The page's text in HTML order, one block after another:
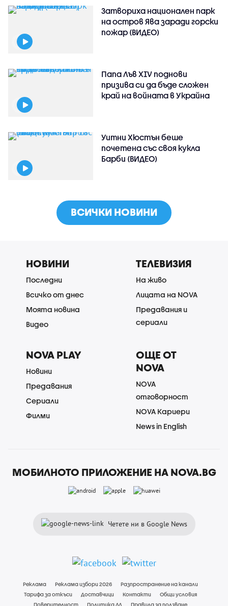
Затвориха национален парк
на остров Ява заради горски
пожар (ВИДЕО)
Папа Лъв XIV поднови
призива си да бъде сложен
край на войната в Украйна
Уитни Хюстън беше
почетена със своя кукла
Барби (ВИДЕО)
ВСИЧКИ НОВИНИ
НОВИНИ
Последни
Всичко от днес
Моята новина
Видео
ТЕЛЕВИЗИЯ
На живо
Лицата на NOVA
Предавания и
сериали
NOVA PLAY
Новини
Предавания
Сериали
Филми
ОЩЕ ОТ
NOVA
NOVA
отговорност
NOVA Кариери
News in English
МОБИЛНОТО ПРИЛОЖЕНИЕ НА NOVA.BG
Четете ни в Google News
Реклама Реклама избори 2026
Разпространение на канали
Тарифа за откъси
Доставчици Контакти
Общи условия
Поверителност
Политика ЛД Правила за ползване